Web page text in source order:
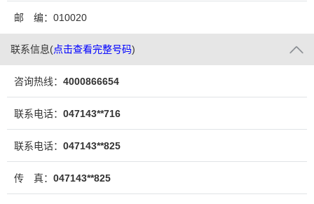
邮 编：010020
联系信息(点击查看完整号码)
咨询热线： 4000866654
联系电话： 047143**716
联系电话： 047143**825
传 真： 047143**825